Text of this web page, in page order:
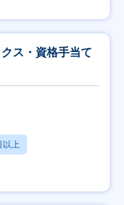
ス・資格手当て
以上